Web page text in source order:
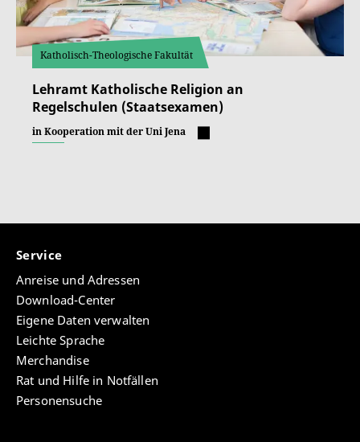
Katholisch-Theologische Fakultät
Lehramt Katholische Religion an
Regelschulen (Staatsexamen)
in Kooperation mit der Uni Jena
Service
Anreise und Adressen
Download-Center
Eigene Daten verwalten
Leichte Sprache
Merchandise
Rat und Hilfe in Notfällen
Personensuche